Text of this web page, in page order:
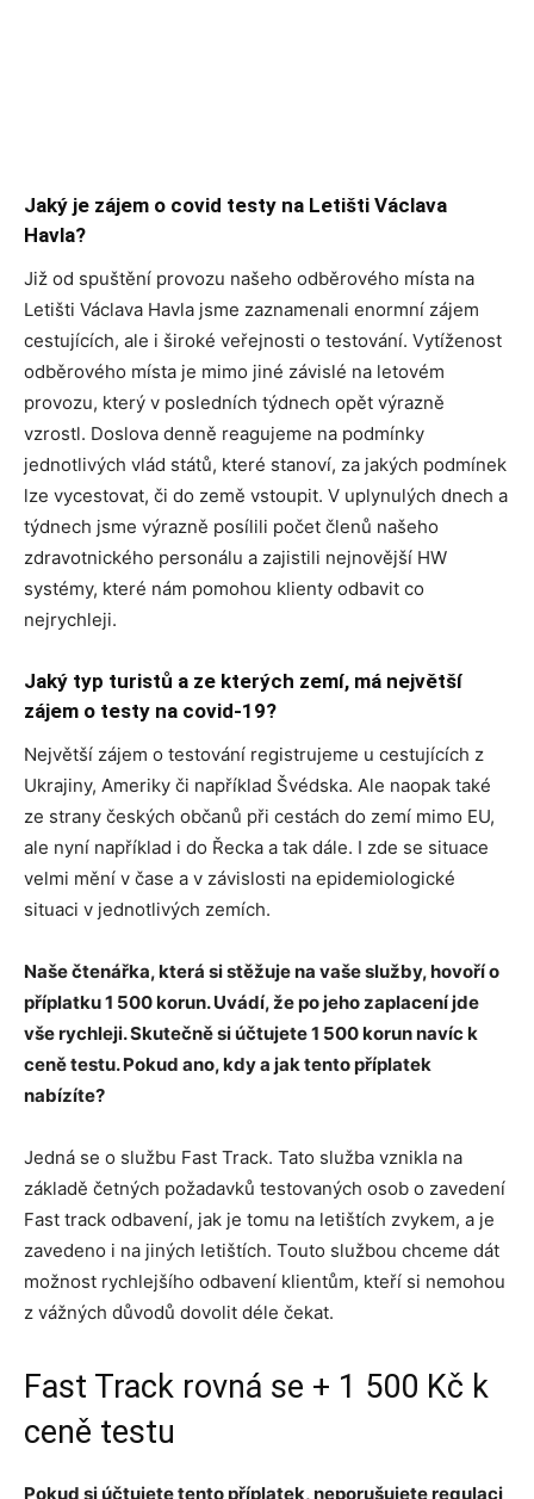
Jaký je zájem o covid testy na Letišti Václava
Havla?
Již od spuštění provozu našeho odběrového místa na
Letišti Václava Havla jsme zaznamenali enormní zájem
cestujících, ale i široké veřejnosti o testování. Vytíženost
odběrového místa je mimo jiné závislé na letovém
provozu, který v posledních týdnech opět výrazně
vzrostl. Doslova denně reagujeme na podmínky
jednotlivých vlád států, které stanoví, za jakých podmínek
lze vycestovat, či do země vstoupit. V uplynulých dnech a
týdnech jsme výrazně posílili počet členů našeho
zdravotnického personálu a zajistili nejnovější HW
systémy, které nám pomohou klienty odbavit co
nejrychleji.
Jaký typ turistů a ze kterých zemí, má největší
zájem o testy na covid-19?
Největší zájem o testování registrujeme u cestujících z
Ukrajiny, Ameriky či například Švédska. Ale naopak také
ze strany českých občanů při cestách do zemí mimo EU,
ale nyní například i do Řecka a tak dále. I zde se situace
velmi mění v čase a v závislosti na epidemiologické
situaci v jednotlivých zemích.
Naše čtenářka, která si stěžuje na vaše služby, hovoří o
příplatku 1 500 korun. Uvádí, že po jeho zaplacení jde
vše rychleji. Skutečně si účtujete 1 500 korun navíc k
ceně testu. Pokud ano, kdy a jak tento příplatek
nabízíte?
Jedná se o službu Fast Track. Tato služba vznikla na
základě četných požadavků testovaných osob o zavedení
Fast track odbavení, jak je tomu na letištích zvykem, a je
zavedeno i na jiných letištích. Touto službou chceme dát
možnost rychlejšího odbavení klientům, kteří si nemohou
z vážných důvodů dovolit déle čekat.
Fast Track rovná se + 1 500 Kč k
ceně testu
Pokud si účtujete tento příplatek, neporušujete regulaci